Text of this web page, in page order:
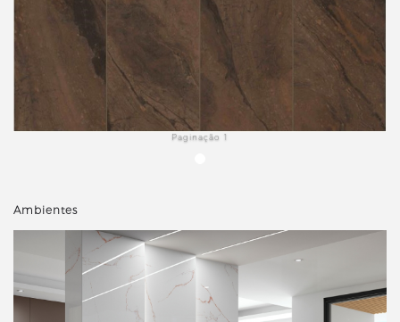
Paginação 1
Ambientes